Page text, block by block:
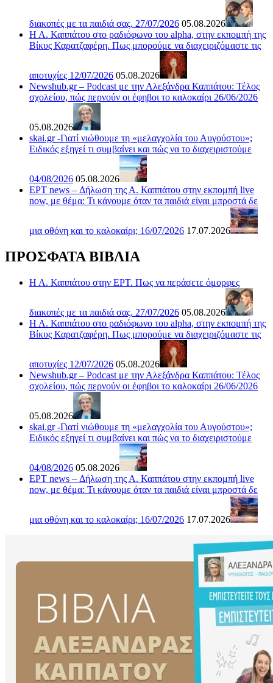
διακοπές με τα παιδιά σας. 27/07/2026 05.08.2026
Η Α. Καππάτου στο ραδιόφωνο του alpha, στην εκπομπή της
Βίκυς Καρατζαφέρη. Πως μπορούμε να διαχειριζόμαστε τις
αποτυχίες 12/07/2026 05.08.2026
Newshub.gr – Podcast με την Αλεξάνδρα Καππάτου: Τέλος
σχολείου, πώς περνούν οι έφηβοι το καλοκαίρι 26/06/2026
05.08.2026
skai.gr -Γιατί νιώθουμε τη «μελαγχολία του Αυγούστου»;
Ειδικός εξηγεί τι συμβαίνει και πώς να το διαχειριστούμε
04/08/2026 05.08.2026
ΕΡΤ news – Δήλωση της Α. Καππάτου στην εκπομπή live
now, με θέμα: Τι κάνουμε όταν τα παιδιά είναι μπροστά δε
μια οθόνη και το καλοκαίρι; 16/07/2026 17.07.2026
ΠΡΟΣΦΑΤΑ ΒΙΒΛΙΑ
Η Α. Καππάτου στην ΕΡΤ. Πως να περάσετε όμορφες
διακοπές με τα παιδιά σας. 27/07/2026 05.08.2026
Η Α. Καππάτου στο ραδιόφωνο του alpha, στην εκπομπή της
Βίκυς Καρατζαφέρη. Πως μπορούμε να διαχειριζόμαστε τις
αποτυχίες 12/07/2026 05.08.2026
Newshub.gr – Podcast με την Αλεξάνδρα Καππάτου: Τέλος
σχολείου, πώς περνούν οι έφηβοι το καλοκαίρι 26/06/2026
05.08.2026
skai.gr -Γιατί νιώθουμε τη «μελαγχολία του Αυγούστου»;
Ειδικός εξηγεί τι συμβαίνει και πώς να το διαχειριστούμε
04/08/2026 05.08.2026
ΕΡΤ news – Δήλωση της Α. Καππάτου στην εκπομπή live
now, με θέμα: Τι κάνουμε όταν τα παιδιά είναι μπροστά δε
μια οθόνη και το καλοκαίρι; 16/07/2026 17.07.2026